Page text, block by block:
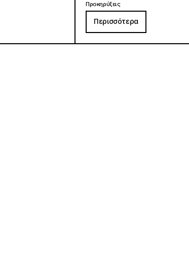
Προκηρύξεις
Περισσότερα